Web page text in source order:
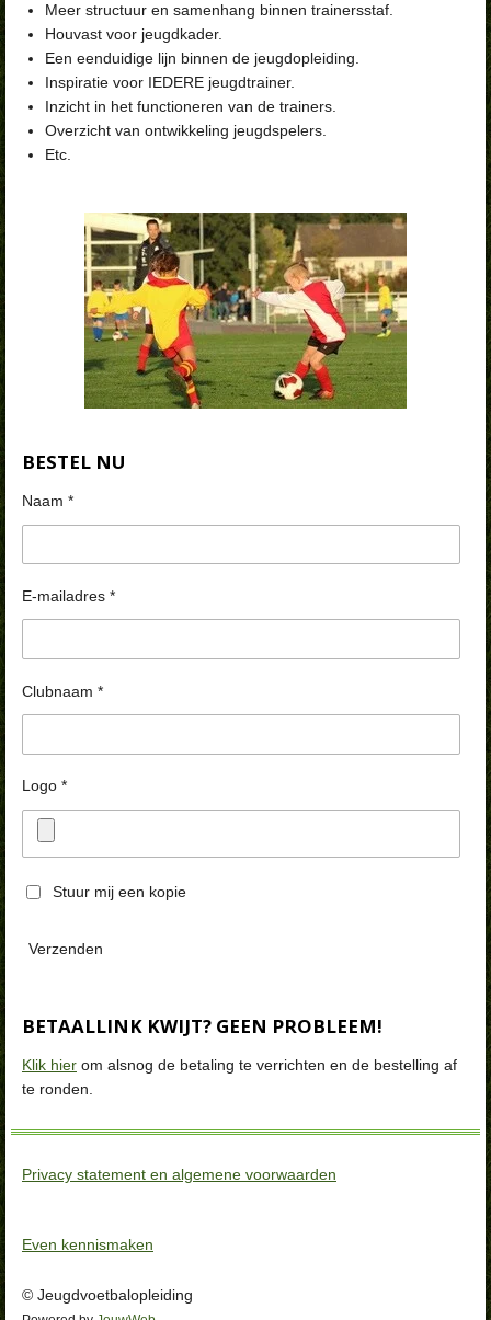
Meer structuur en samenhang binnen trainersstaf.
Houvast voor jeugdkader.
Een eenduidige lijn binnen de jeugdopleiding.
Inspiratie voor IEDERE jeugdtrainer.
Inzicht in het functioneren van de trainers.
Overzicht van ontwikkeling jeugdspelers.
Etc.
BESTEL NU
Naam *
E-mailadres *
Clubnaam *
Logo *
Stuur mij een kopie
Verzenden
BETAALLINK KWIJT? GEEN PROBLEEM!
Klik hier om alsnog de betaling te verrichten en de bestelling af
te ronden.
Privacy statement en algemene voorwaarden
Even kennismaken
© Jeugdvoetbalopleiding